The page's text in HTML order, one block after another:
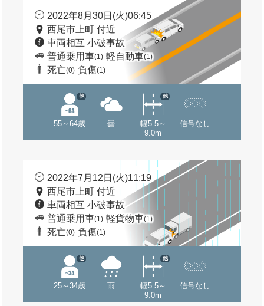
2022年8月30日(火)06:45
西尾市上町 付近
車両相互 小破事故
普通乗用車(1) 軽自動車(1)
死亡(0) 負傷(1)
55～64歳
他
曇
幅5.5～
9.0m
他
信号なし
2022年7月12日(火)11:19
西尾市上町 付近
車両相互 小破事故
普通乗用車(1) 軽貨物車(1)
死亡(0) 負傷(1)
25～34歳
他
雨
幅5.5～
9.0m
他
信号なし